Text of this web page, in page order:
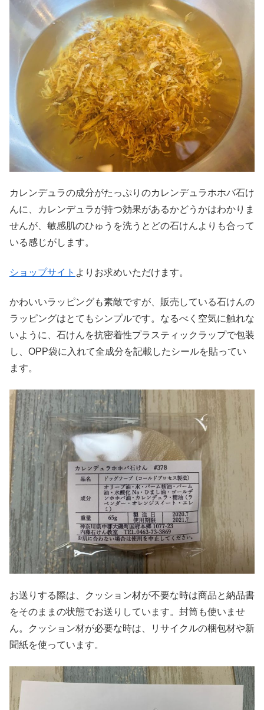
カレンデュラの成分がたっぷりのカレンデュラホホバ石け
んに、カレンデュラが持つ効果があるかどうかはわかりま
せんが、敏感肌のひゅうを洗うとどの石けんよりも合って
いる感じがします。
ショップサイト よりお求めいただけます。
かわいいラッピングも素敵ですが、販売している石けんの
ラッピングはとてもシンプルです。なるべく空気に触れな
いように、石けんを抗密着性プラスティックラップで包装
し、OPP袋に入れて全成分を記載したシールを貼ってい
ます。
お送りする際は、クッション材が不要な時は商品と納品書
をそのままの状態でお送りしています。封筒も使いませ
ん。クッション材が必要な時は、リサイクルの梱包材や新
聞紙を使っています。